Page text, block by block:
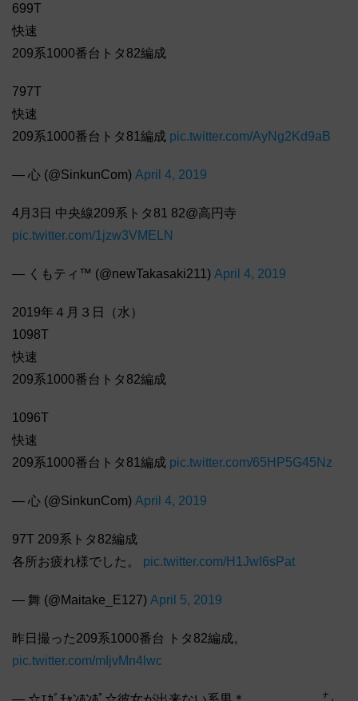
699T
快速
209系1000番台トタ82編成
797T
快速
209系1000番台トタ81編成 pic.twitter.com/AyNg2Kd9aB
— 心 (@SinkunCom) April 4, 2019
4月3日 中央線209系トタ81 82@高円寺
pic.twitter.com/1jzw3VMELN
— くもティ™️ (@newTakasaki211) April 4, 2019
2019年４月３日（水）
1098T
快速
209系1000番台トタ82編成
1096T
快速
209系1000番台トタ81編成 pic.twitter.com/65HP5G45Nz
— 心 (@SinkunCom) April 4, 2019
97T 209系トタ82編成
各所お疲れ様でした。 pic.twitter.com/H1JwI6sPat
— 舞 (@Maitake_E127) April 5, 2019
昨日撮った209系1000番台 トタ82編成。
pic.twitter.com/mIjvMn4lwc